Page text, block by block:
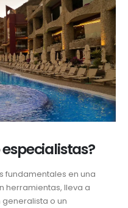
fundamentales en una
herramientas, lleva a
o un